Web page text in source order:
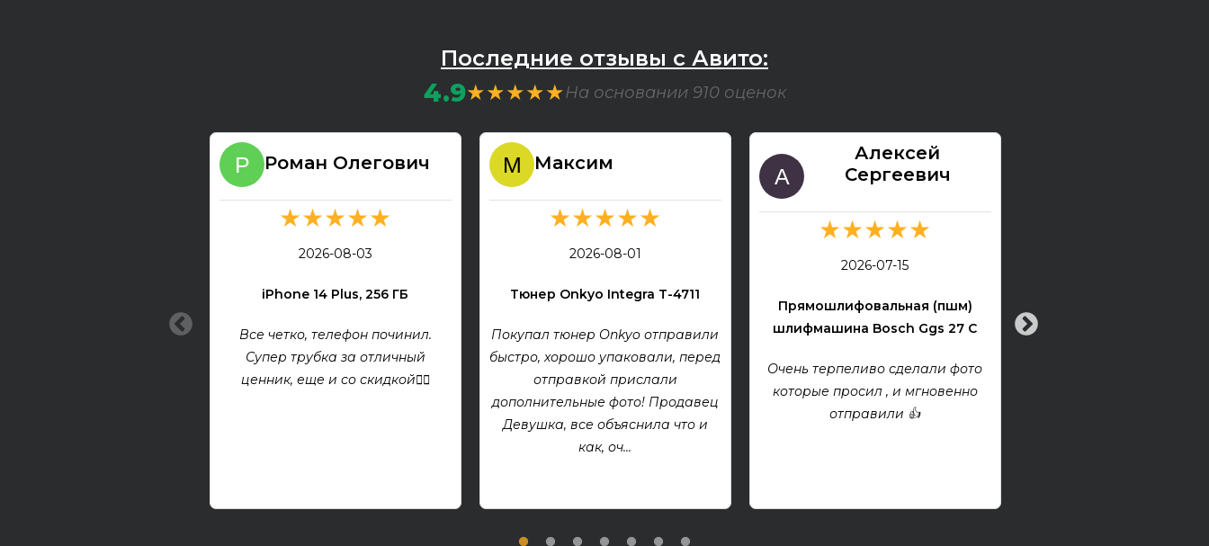
Последние отзывы с Авито:
4.9★★★★★На основании 910 оценок
Роман Олегович
★★★★★
2026-08-03
iPhone 14 Plus, 256 ГБ
Все четко, телефон починил.
Супер трубка за отличный
ценник, еще и со скидкой👍🏻
Максим
★★★★★
2026-08-01
Тюнер Onkyo Integra T-4711
Покупал тюнер Onkyo отправили
быстро, хорошо упаковали, перед
отправкой прислали
дополнительные фото! Продавец
Девушка, все объяснила что и
как, оч...
Алексей
Сергеевич
★★★★★
2026-07-15
Прямошлифовальная (пшм)
шлифмашина Bosch Ggs 27 C
Очень терпеливо сделали фото
которые просил , и мгновенно
отправили 👍
Все хорошо! Гитара